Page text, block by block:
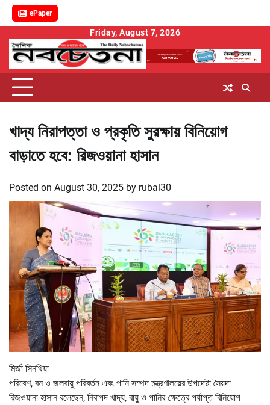
ePaper
content
Friday, August 7, 2026
খাদ্য নিরাপত্তা ও প্রকৃতি সুরক্ষায় বিনিয়োগ
বাড়াতে হবে: রিজওয়ানা হাসান
Posted on August 30, 2025 by rubal30
মির্জা সিনথিয়া
পরিবেশ, বন ও জলবায়ু পরিবর্তন এবং পানি সম্পদ মন্ত্রণালয়ের উপদেষ্টা সৈয়দা
রিজওয়ানা হাসান বলেছেন, নিরাপদ খাদ্য, বায়ু ও পানির ক্ষেত্রে পর্যাপ্ত বিনিয়োগ